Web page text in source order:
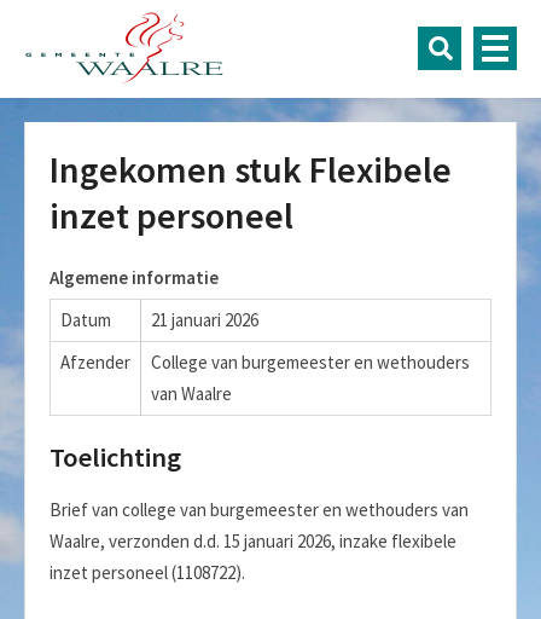
Ingekomen stuk Flexibele
inzet personeel
Algemene informatie
Datum
21 januari 2026
Afzender
College van burgemeester en wethouders
van Waalre
Toelichting
Brief van college van burgemeester en wethouders van
Waalre, verzonden d.d. 15 januari 2026, inzake flexibele
inzet personeel (1108722).